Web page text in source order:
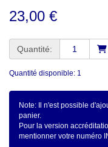
23,00 €
Quantité:
Quantité disponible: 1
Note: Il n'est possible
panier.
Pour la version
mentionner votre numéro